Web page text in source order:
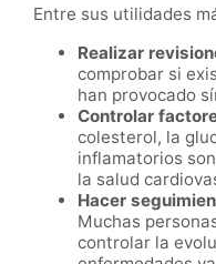
Entre sus utilidades
Realizar
comprobar si
han provocado
Controlar
colesterol, la
inflamatorios
la salud
Hacer
Muchas
controlar la